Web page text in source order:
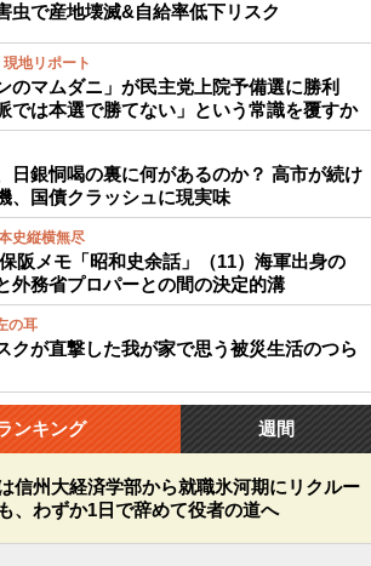
虫で産地壊滅&自給率低下リスク
現地リポート
のマムダニ」が民主党上院予備選に勝利
では本選で勝てない」という常識を覆すか
日銀恫喝の裏に何があるのか？ 高市が続け
、国債クラッシュに現実味
史縦横無尽
阪メモ「昭和史余話」（11）海軍出身の
外務省プロパーとの間の決定的溝
の耳
クが直撃した我が家で思う被災生活のつら
ンキング 週間
信州大経済学部から就職氷河期にリクルー
、わずか1日で辞めて役者の道へ